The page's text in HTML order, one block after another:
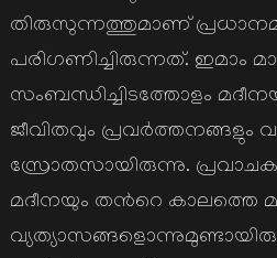
തിരുസുന്നത്തുമാണ്
പരിഗണിച്ചിരുന്നത്. ഇമാം
സംബന്ധിച്ചിടത്തോളം
ജീവിതവും പ്രവര്‍ത്തനങ്ങളും
സ്രോതസായിരുന്നു.
മദീനയും തന്‍റെ കാലത്തെ